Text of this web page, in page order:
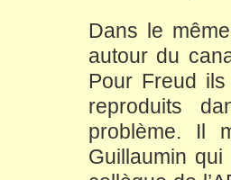
Dans le
autour du
Pour Freud
reproduits
problème. Il
Guillaumin